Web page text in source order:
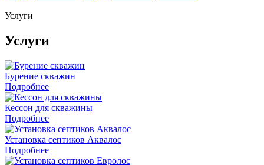
Услуги
Услуги
Бурение скважин
Подробнее
Кессон для скважины
Подробнее
Установка септиков Аквалос
Подробнее